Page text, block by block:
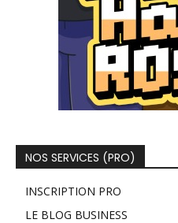
NOS SERVICES (PRO)
INSCRIPTION PRO
LE BLOG BUSINESS